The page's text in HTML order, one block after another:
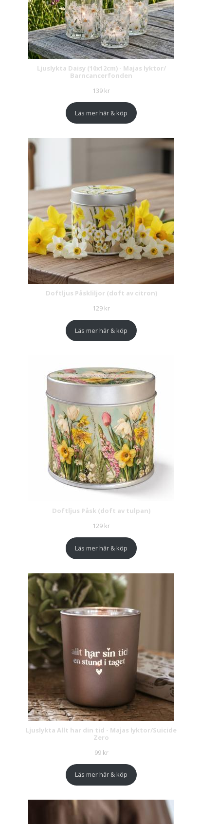
Ljuslykta Daisy (10x12cm) - Majas lyktor/
Barncancerfonden
139 kr
Läs mer här & köp
Doftljus Påskliljor (doft av citron)
129 kr
Läs mer här & köp
Doftljus Påsk (doft av tulpan)
129 kr
Läs mer här & köp
Ljuslykta Allt har din tid - Majas lyktor/Suicide
Zero
99 kr
Läs mer här & köp